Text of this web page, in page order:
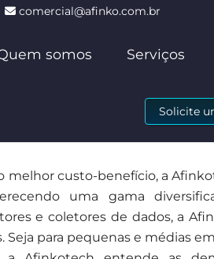
comercial@afinko.com.br
somos Serviços
Solicite
melhor custo-benefício, a
uma gama
e coletores de dados, a
Seja para pequenas e médias